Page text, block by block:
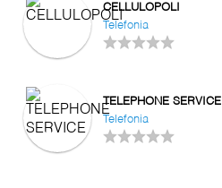
CELLULOPOLI
Telefonia
TELEPHONE SERVICE
Telefonia